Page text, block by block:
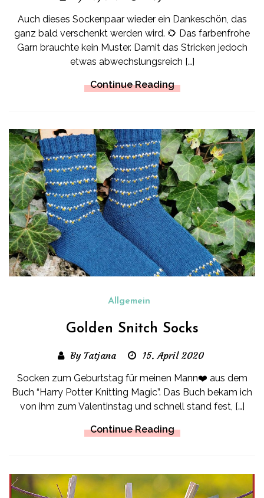
Auch dieses Sockenpaar wieder ein Dankeschön, das
ganz bald verschenkt werden wird. 🌻 Das farbenfrohe
Garn brauchte kein Muster. Damit das Stricken jedoch
etwas abwechslungsreich […]
Continue Reading
Allgemein
Golden Snitch Socks
By Tatjana 15. April 2020
Socken zum Geburtstag für meinen Mann❤️ aus dem
Buch “Harry Potter Knitting Magic”. Das Buch bekam ich
von ihm zum Valentinstag und schnell stand fest, […]
Continue Reading